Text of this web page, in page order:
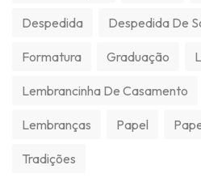
Despedida Despedida De
Formatura Graduação
Lembrancinha De Casamento
Lembranças Papel
Tradições